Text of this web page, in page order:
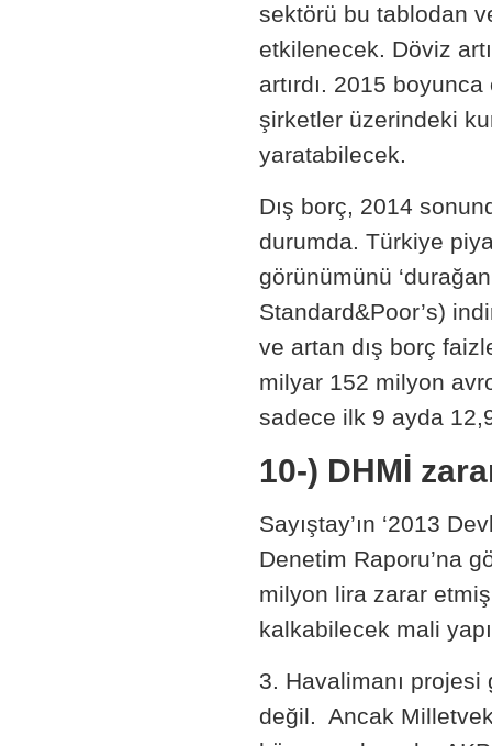
sektörü bu tablodan
etkilenecek. Döviz
artırdı. 2015
şirketler üzerindeki
yaratabilecek.
Dış borç, 2014
durumda. Türkiye
görünümünü
Standard&Poor’s)
ve artan dış borç
milyar 152 milyon
sadece ilk 9 ayda
10-) DHMİ
Sayıştay’ın ‘2013
Denetim Raporu’na
milyon lira zarar
kalkabilecek mali
3. Havalimanı
değil. Ancak